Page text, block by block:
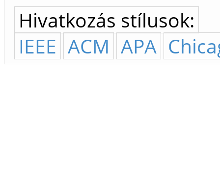
Hivatkozás stílusok:
IEEE ACM APA